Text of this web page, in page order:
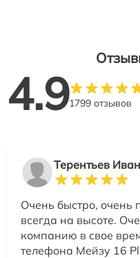
4.91799 отзывов
Терентьев Иван
Очень быстро, очень
всегда на высоте.
компанию в свое
телефона Мейзу 16